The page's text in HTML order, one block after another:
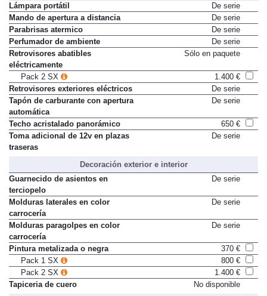
Lámpara portátil
De serie
Mando de apertura a distancia
De serie
Parabrisas atermico
De serie
Perfumador de ambiente
De serie
Retrovisores abatibles
eléctricamente
Sólo en paquete
Pack 2 SX
1.400 €
Retrovisores exteriores eléctricos
De serie
Tapón de carburante con apertura
automática
De serie
Techo acristalado panorámico
650 €
Toma adicional de 12v en plazas
traseras
De serie
Decoración exterior e interior
Guarnecido de asientos en
terciopelo
De serie
Molduras laterales en color
carrocería
De serie
Molduras paragolpes en color
carrocería
De serie
Pintura metalizada o negra
370 €
Pack 1 SX
800 €
Pack 2 SX
1.400 €
Tapiceria de cuero
No disponible